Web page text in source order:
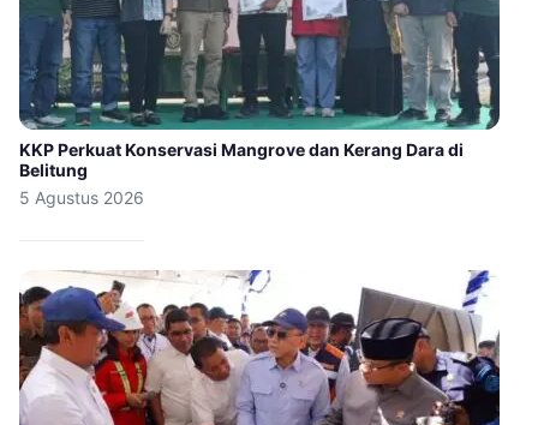
KKP Perkuat Konservasi Mangrove dan Kerang Dara di
Belitung
5 Agustus 2026